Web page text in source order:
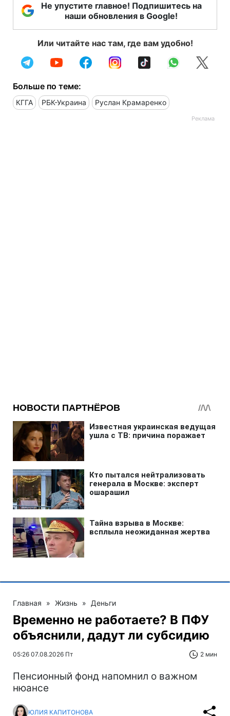
Не упустите главное! Подпишитесь на
наши обновления в Google!
Или читайте нас там, где вам удобно!
Больше по теме:
КГГА РБК-Украина Руслан Крамаренко
Главная » Жизнь » Деньги
Временно не работаете? В ПФУ
объяснили, дадут ли субсидию
05:26 07.08.2026 Пт 2 мин
Пенсионный фонд напомнил о важном
нюансе
ЮЛИЯ КАПИТОНОВА